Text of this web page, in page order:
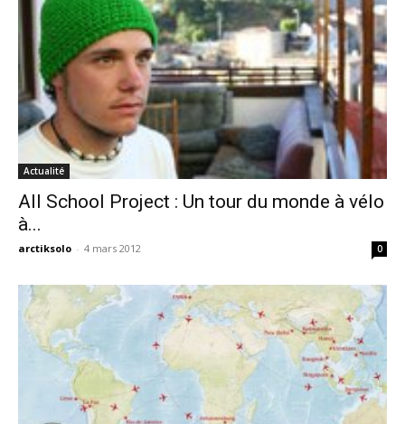
Actualité
All School Project : Un tour du monde à vélo
à...
arctiksolo - 4 mars 2012 0